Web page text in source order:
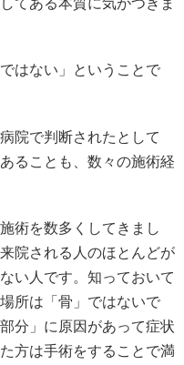
てある本質に気がつきま
はない」ということで
院で判断されたとして
ることも、数々の施術経
術を数多くしてきまし
院される人のほとんどが
い人です。知っておいて
所は「骨」ではないで
分」に原因があって症状
方は手術をすることで満